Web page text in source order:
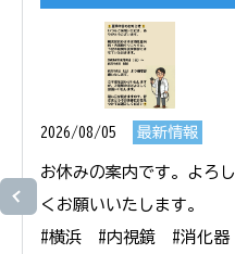
2026/08/05 最新情報
お休みの案内です。よろし
くお願いいたします。
#横浜　#内視鏡　#消化器